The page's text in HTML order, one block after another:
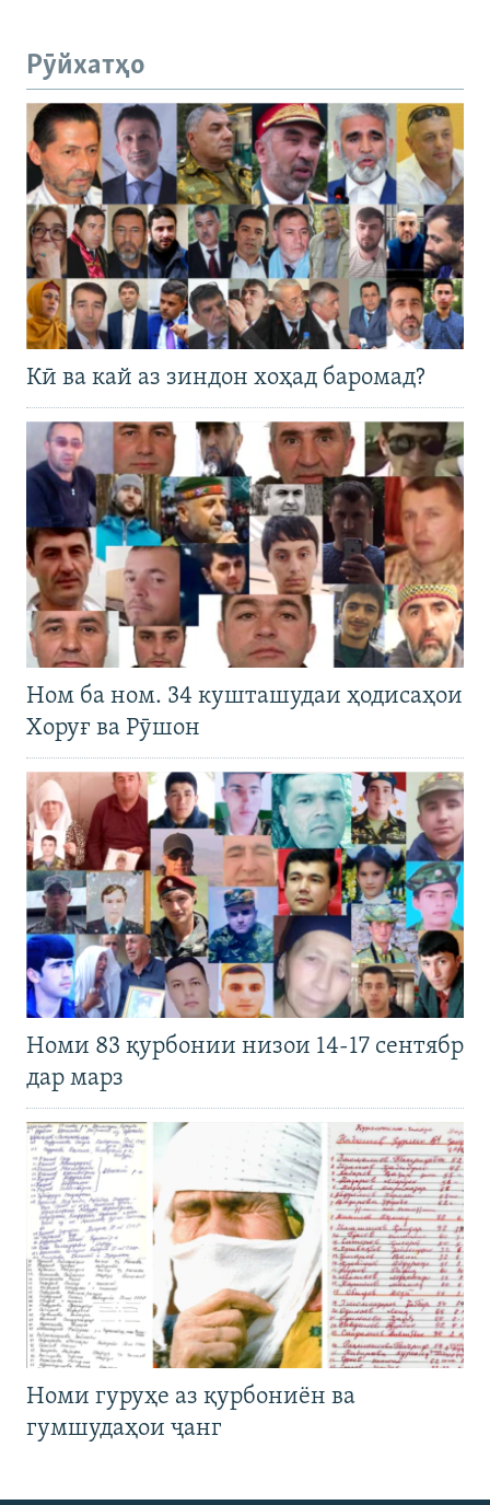
Рӯйхатҳо
Кӣ ва кай аз зиндон хоҳад баромад?
Ном ба ном. 34 кушташудаи ҳодисаҳои
Хоруғ ва Рӯшон
Номи 83 қурбонии низои 14-17 сентябр
дар марз
Номи гуруҳе аз қурбониён ва
гумшудаҳои ҷанг